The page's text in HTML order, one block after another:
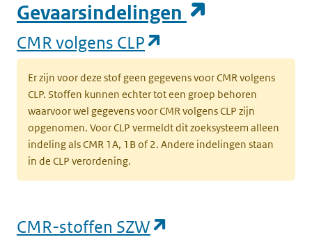
Gevaarsindelingen
CMR volgens CLP
Er zijn voor deze stof geen gegevens voor CMR volgens
CLP. Stoffen kunnen echter tot een groep behoren
waarvoor wel gegevens voor CMR volgens CLP zijn
opgenomen. Voor CLP vermeldt dit zoeksysteem alleen
indeling als CMR 1A, 1B of 2. Andere indelingen staan
in de CLP verordening.
CMR-stoffen SZW